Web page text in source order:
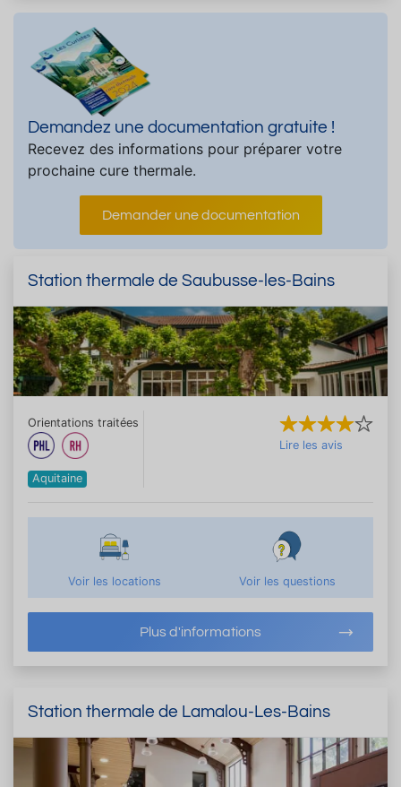
Demandez une documentation gratuite !
Recevez des informations pour préparer votre
prochaine cure thermale.
Demander une documentation
Station thermale de Saubusse-les-Bains
Orientations traitées
Aquitaine
Lire les avis
Voir les locations Voir les questions
Plus d'informations
Station thermale de Lamalou-Les-Bains